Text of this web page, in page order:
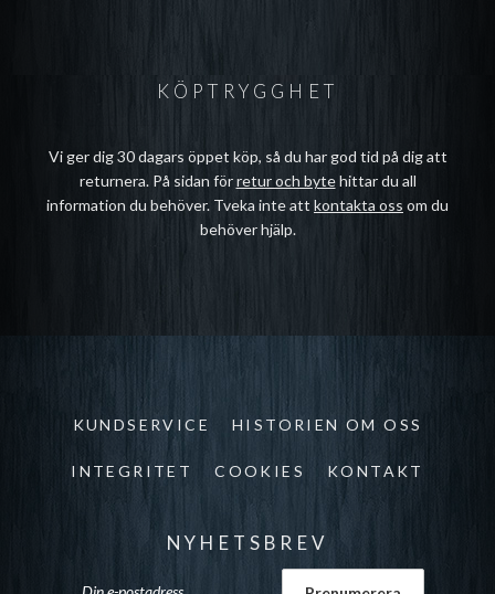
KÖPTRYGGHET
Vi ger dig 30 dagars öppet köp, så du har god tid på dig att
returnera. På sidan förretur och bytehittar du all
information du behöver. Tveka inte att kontakta oss om du
behöver hjälp.
KUNDSERVICE HISTORIEN OM OSS
INTEGRITET COOKIES KONTAKT
NYHETSBREV